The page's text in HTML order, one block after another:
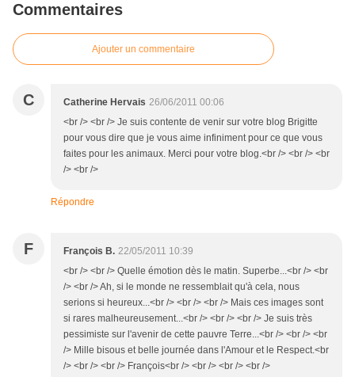
Commentaires
Ajouter un commentaire
C Catherine Hervais 26/06/2011 00:06
<br /> <br /> Je suis contente de venir sur votre blog Brigitte
pour vous dire que je vous aime infiniment pour ce que vous
faites pour les animaux. Merci pour votre blog.<br /> <br /> <br
/> <br />
Répondre
F François B. 22/05/2011 10:39
<br /> <br /> Quelle émotion dès le matin. Superbe...<br /> <br
/> <br /> Ah, si le monde ne ressemblait qu'à cela, nous
serions si heureux...<br /> <br /> <br /> Mais ces images sont
si rares malheureusement...<br /> <br /> <br /> Je suis très
pessimiste sur l'avenir de cette pauvre Terre...<br /> <br /> <br
/> Mille bisous et belle journée dans l'Amour et le Respect.<br
/> <br /> <br /> François<br /> <br /> <br /> <br />